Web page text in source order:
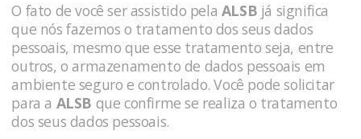
O fato de você ser assistido pela ALSB já significa
que nós fazemos o tratamento dos seus dados
pessoais, mesmo que esse tratamento seja, entre
outros, o armazenamento de dados pessoais em
ambiente seguro e controlado. Você pode solicitar
para a ALSB que confirme se realiza o tratamento
dos seus dados pessoais.